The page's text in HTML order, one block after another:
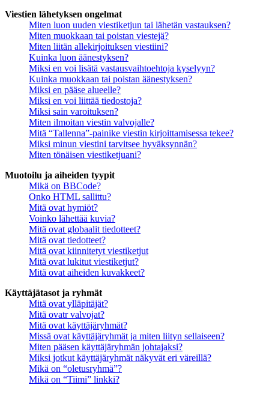
Viestien lähetyksen ongelmat
Miten luon uuden viestiketjun tai lähetän vastauksen?
Miten muokkaan tai poistan viestejä?
Miten liitän allekirjoituksen viestiini?
Kuinka luon äänestyksen?
Miksi en voi lisätä vastausvaihtoehtoja kyselyyn?
Kuinka muokkaan tai poistan äänestyksen?
Miksi en pääse alueelle?
Miksi en voi liittää tiedostoja?
Miksi sain varoituksen?
Miten ilmoitan viestin valvojalle?
Mitä “Tallenna”-painike viestin kirjoittamisessa tekee?
Miksi minun viestini tarvitsee hyväksynnän?
Miten tönäisen viestiketjuani?
Muotoilu ja aiheiden tyypit
Mikä on BBCode?
Onko HTML sallittu?
Mitä ovat hymiöt?
Voinko lähettää kuvia?
Mitä ovat globaalit tiedotteet?
Mitä ovat tiedotteet?
Mitä ovat kiinnitetyt viestiketjut
Mitä ovat lukitut viestiketjut?
Mitä ovat aiheiden kuvakkeet?
Käyttäjätasot ja ryhmät
Mitä ovat ylläpitäjät?
Mitä ovatr valvojat?
Mitä ovat käyttäjäryhmät?
Missä ovat käyttäjäryhmät ja miten liityn sellaiseen?
Miten pääsen käyttäjäryhmän johtajaksi?
Miksi jotkut käyttäjäryhmät näkyvät eri väreillä?
Mikä on “oletusryhmä”?
Mikä on “Tiimi” linkki?